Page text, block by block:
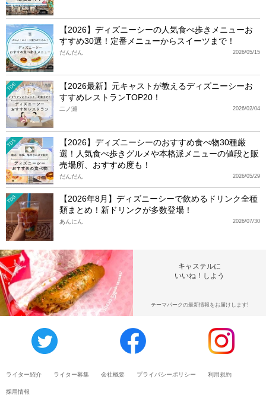
【2026】ディズニーシーの人気食べ歩きメニューお
すすめ30選！定番メニューからスイーツまで！
2026/05/15
だんだん
TDS
【2026最新】元キャストが教えるディズニーシーお
すすめレストランTOP20！
2026/02/04
二ノ瀬
TDS
【2026】ディズニーシーのおすすめ食べ物30種厳
選！人気食べ歩きグルメや本格派メニューの値段と販
売場所、おすすめ度も！
2026/05/29
だんだん
TDS
【2026年8月】ディズニーシーで飲めるドリンク全種
類まとめ！新ドリンクが多数登場！
2026/07/30
あんにん
キャステルに
いいね！しよう
テーマパークの最新情報をお届けします!
ライター紹介 ライター募集 会社概要 プライバシーポリシー 利用規約
採用情報